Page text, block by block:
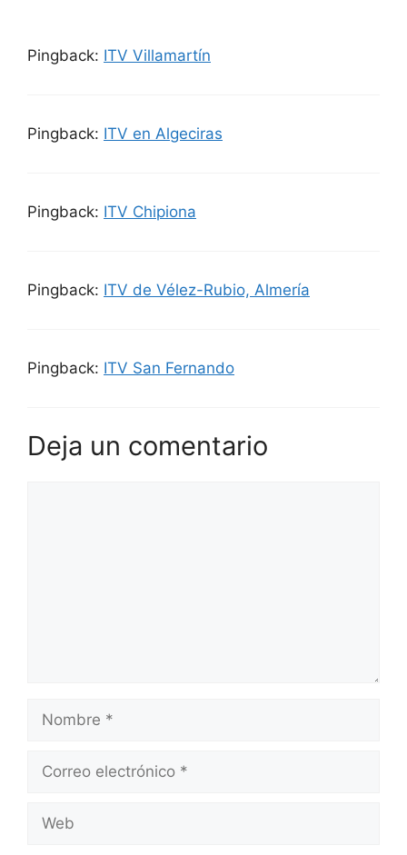
Pingback: ITV Villamartín
Pingback: ITV en Algeciras
Pingback: ITV Chipiona
Pingback: ITV de Vélez-Rubio, Almería
Pingback: ITV San Fernando
Deja un comentario
Nombre
Correo
Web